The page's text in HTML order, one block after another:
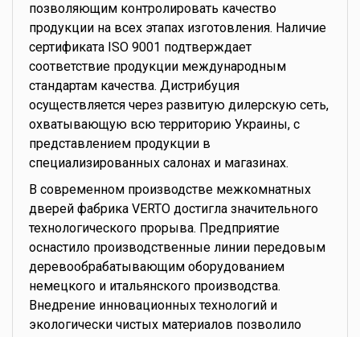
позволяющим контролировать качество
продукции на всех этапах изготовления. Наличие
сертификата ISO 9001 подтверждает
соответствие продукции международным
стандартам качества. Дистрибуция
осуществляется через развитую дилерскую сеть,
охватывающую всю территорию Украины, с
представлением продукции в
специализированных салонах и магазинах.
В современном производстве межкомнатных
дверей фабрика VERTO достигла значительного
технологического прорыва. Предприятие
оснастило производственные линии передовым
деревообрабатывающим оборудованием
немецкого и итальянского производства.
Внедрение инновационных технологий и
экологически чистых материалов позволило